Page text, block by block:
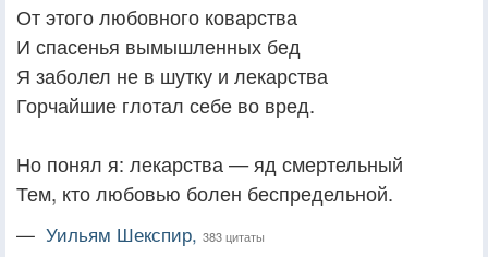
От этого любовного коварства
И спасенья вымышленных бед
Я заболел не в шутку и лекарства
Горчайшие глотал себе во вред.
Но понял я: лекарства — яд смертельный
Тем, кто любовью болен беспредельной.
— Уильям Шекспир, 383 цитаты